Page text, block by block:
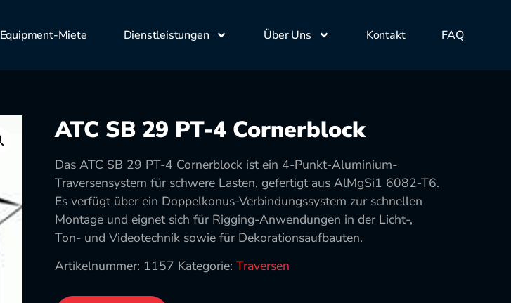
Equipment-Miete Dienstleistungen Über Uns Kontakt FAQ
ATC SB 29 PT-4 Cornerblock
Das ATC SB 29 PT-4 Cornerblock ist ein 4-Punkt-Aluminium-
Traversensystem für schwere Lasten, gefertigt aus AlMgSi1 6082-T6.
Es verfügt über ein Doppelkonus-Verbindungssystem zur schnellen
Montage und eignet sich für Rigging-Anwendungen in der Licht-,
Ton- und Videotechnik sowie für Dekorationsaufbauten.
Artikelnummer: 1157 Kategorie: Traversen